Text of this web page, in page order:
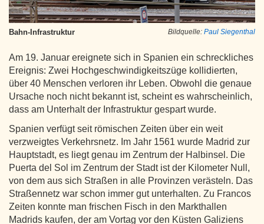
Bildquelle: Paul Siegenthal
Bahn-Infrastruktur
Am 19. Januar ereignete sich in Spanien ein schreckliches
Ereignis: Zwei Hochgeschwindigkeitszüge kollidierten,
über 40 Menschen verloren ihr Leben. Obwohl die genaue
Ursache noch nicht bekannt ist, scheint es wahrscheinlich,
dass am Unterhalt der Infrastruktur gespart wurde.
Spanien verfügt seit römischen Zeiten über ein weit
verzweigtes Verkehrsnetz. Im Jahr 1561 wurde Madrid zur
Hauptstadt, es liegt genau im Zentrum der Halbinsel. Die
Puerta del Sol im Zentrum der Stadt ist der Kilometer Null,
von dem aus sich Straßen in alle Provinzen verästeln. Das
Straßennetz war schon immer gut unterhalten. Zu Francos
Zeiten konnte man frischen Fisch in den Markthallen
Madrids kaufen, der am Vortag vor den Küsten Galiziens